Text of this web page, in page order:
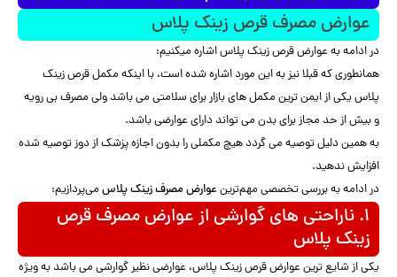
عوارض مصرف قرص زینک پلاس
در ادامه به عوارض قرص زینک پلاس اشاره میکنیم:
همانطوری که قبلا نیز به این مورد اشاره شده است، با اینکه مکمل قرص زینک
پلاس یکی از ایمن ترین مکمل های بازار برای سلامتی می باشد ولی مصرف بی رویه
و بیش از حد مجاز برای بدن می تواند دارای عوارضی باشد.
به همین دلیل توصیه می گردد هیچ مکملی را بدون اجازه پزشک از دوز توصیه شده
افزایش ندهید.
در ادامه به بررسی تخصصی مهم‌ترینعوارض مصرف زینک پلاس می‌پردازیم:
۱. ناراحتی های گوارشی از عوارض مصرف قرص
زینک پلاس
یکی از شایع ترین عوارض قرص زینک پلاس، عوارضی نظیر گوارشی می باشد به ویژه